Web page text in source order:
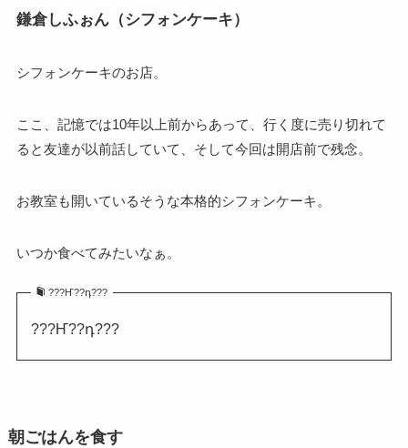
鎌倉しふぉん（シフォンケーキ）
シフォンケーキのお店。
ここ、記憶では10年以上前からあって、行く度に売り切れて
ると友達が以前話していて、そして今回は開店前で残念。
お教室も開いているそうな本格的シフォンケーキ。
いつか食べてみたいなぁ。
???Ҥ??դ???
???Ҥ??դ???
朝ごはんを食す